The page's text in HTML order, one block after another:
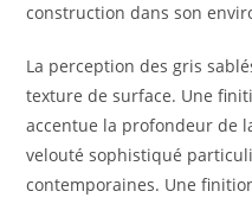
construction dans son
La perception des gris
texture de surface. Une
accentue la profondeur de
velouté sophistiqué
contemporaines. Une